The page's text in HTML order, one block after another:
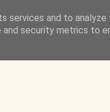
services and to analyze
security metrics to